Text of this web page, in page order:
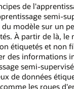
de
semi-
modèle sur un
À partir de là, le
étiquetés et non
des informations
semi-
de données
les roues